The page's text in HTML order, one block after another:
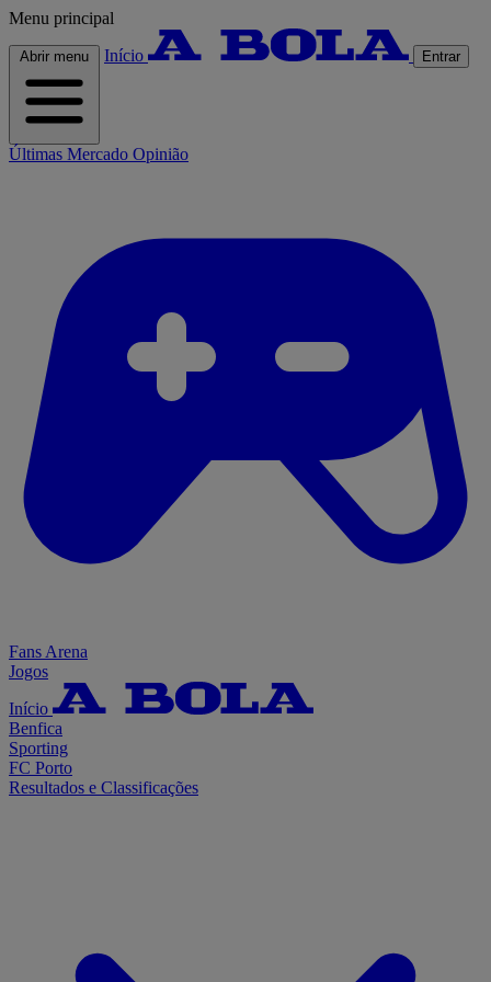
Menu principal
Abrir menu Início Entrar
Últimas Mercado Opinião
Fans Arena
Jogos
Início
Benfica
Sporting
FC Porto
Resultados e Classificações